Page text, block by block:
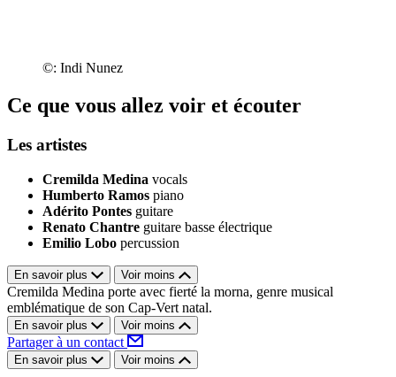
©: Indi Nunez
Ce que vous allez voir et écouter
Les artistes
Cremilda Medina vocals
Humberto Ramos piano
Adérito Pontes guitare
Renato Chantre guitare basse électrique
Emilio Lobo percussion
En savoir plus Voir moins
Cremilda Medina porte avec fierté la morna, genre musical
emblématique de son Cap-Vert natal.
En savoir plus Voir moins
Partager à un contact
En savoir plus Voir moins